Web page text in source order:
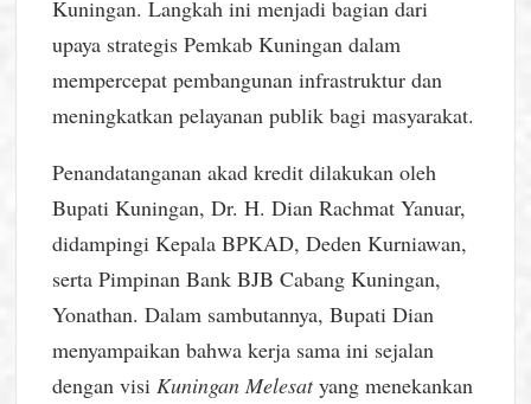
Kuningan. Langkah ini menjadi bagian dari
upaya strategis Pemkab Kuningan dalam
mempercepat pembangunan infrastruktur dan
meningkatkan pelayanan publik bagi masyarakat.
Penandatanganan akad kredit dilakukan oleh
Bupati Kuningan, Dr. H. Dian Rachmat Yanuar,
didampingi Kepala BPKAD, Deden Kurniawan,
serta Pimpinan Bank BJB Cabang Kuningan,
Yonathan. Dalam sambutannya, Bupati Dian
menyampaikan bahwa kerja sama ini sejalan
dengan visiKuningan Melesatyang menekankan